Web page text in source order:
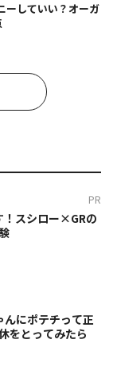
ーしていい？オーガ
PR
！スシロー×GRの
んにポテチって正
をとってみたら